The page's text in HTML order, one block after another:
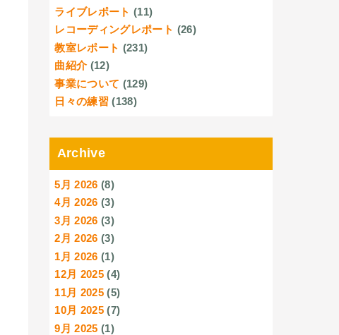
ライブレポート (11)
レコーディングレポート (26)
教室レポート (231)
曲紹介 (12)
事業について (129)
日々の練習 (138)
Archive
5月 2026 (8)
4月 2026 (3)
3月 2026 (3)
2月 2026 (3)
1月 2026 (1)
12月 2025 (4)
11月 2025 (5)
10月 2025 (7)
9月 2025 (1)